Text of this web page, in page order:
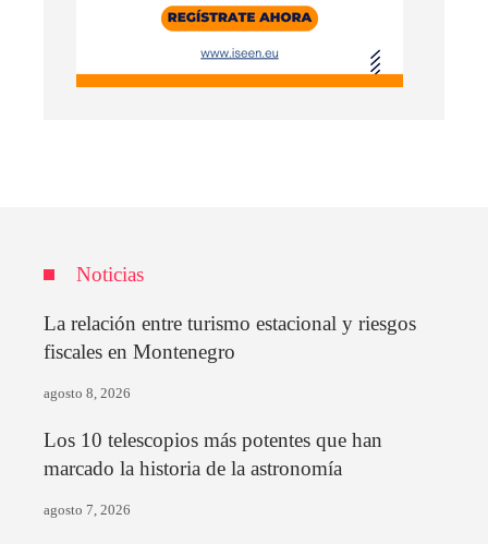
Noticias
La relación entre turismo estacional y riesgos
fiscales en Montenegro
agosto 8, 2026
Los 10 telescopios más potentes que han
marcado la historia de la astronomía
agosto 7, 2026